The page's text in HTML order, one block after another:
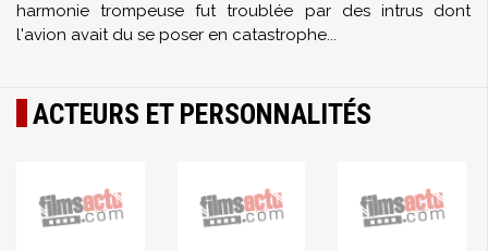
harmonie trompeuse fut troublée par des intrus dont
l'avion avait du se poser en catastrophe...
ACTEURS ET PERSONNALITÉS